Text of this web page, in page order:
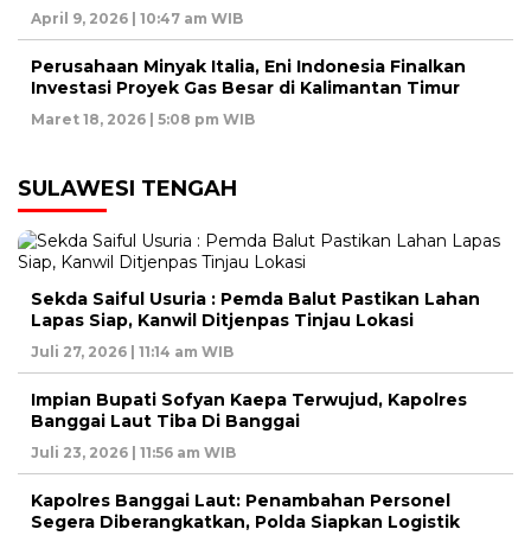
April 9, 2026 | 10:47 am WIB
Perusahaan Minyak Italia, Eni Indonesia Finalkan
Investasi Proyek Gas Besar di Kalimantan Timur
Maret 18, 2026 | 5:08 pm WIB
SULAWESI TENGAH
Sekda Saiful Usuria : Pemda Balut Pastikan Lahan
Lapas Siap, Kanwil Ditjenpas Tinjau Lokasi
Juli 27, 2026 | 11:14 am WIB
Impian Bupati Sofyan Kaepa Terwujud, Kapolres
Banggai Laut Tiba Di Banggai
Juli 23, 2026 | 11:56 am WIB
Kapolres Banggai Laut: Penambahan Personel
Segera Diberangkatkan, Polda Siapkan Logistik